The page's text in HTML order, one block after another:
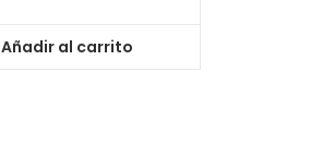
Añadir al carrito